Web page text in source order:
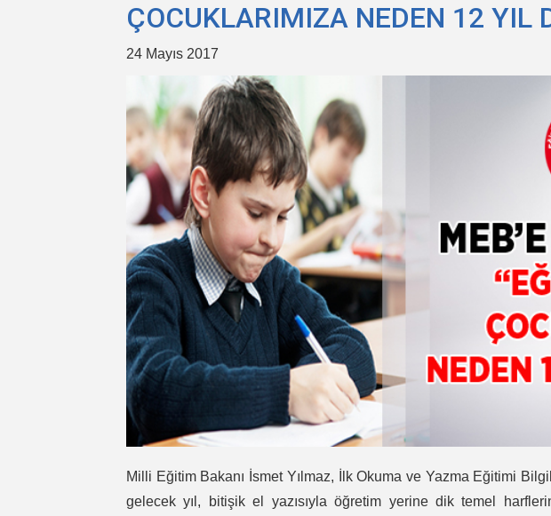
ÇOCUKLARIMIZA NEDEN 12 YIL
24 Mayıs 2017
Milli Eğitim Bakanı İsmet Yılmaz, İlk Okuma ve Yazma Eğitimi
gelecek yıl, bitişik el yazısıyla öğretim yerine dik temel harflerin